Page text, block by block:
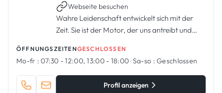
Webseite besuchen
Wahre Leidenschaft entwickelt sich mit der
Zeit. Sie ist der Motor, der uns antreibt und
ÖFFNUNGSZEITENGESCHLOSSEN
Mo-fr : 07:30 - 12:00, 13:00 - 18:00·Sa-so : Geschlossen
Profil anzeigen